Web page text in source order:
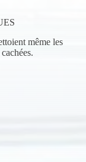
même les